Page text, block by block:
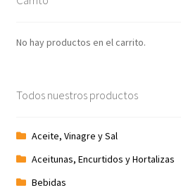
No hay productos en el carrito.
Todos nuestros productos
Aceite, Vinagre y Sal
Aceitunas, Encurtidos y Hortalizas
Bebidas